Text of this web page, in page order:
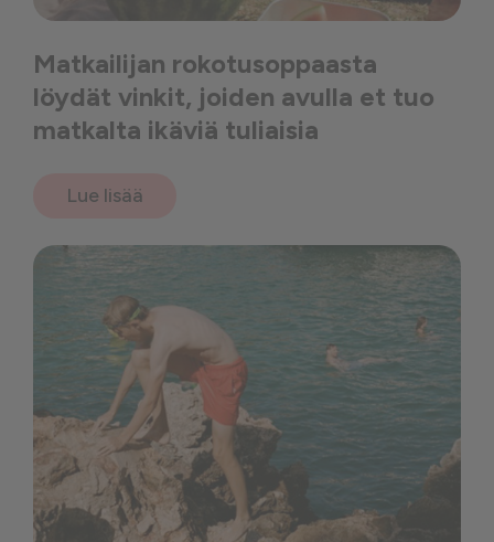
Matkailijan rokotusoppaasta
löydät vinkit, joiden avulla et tuo
matkalta ikäviä tuliaisia
Lue lisää